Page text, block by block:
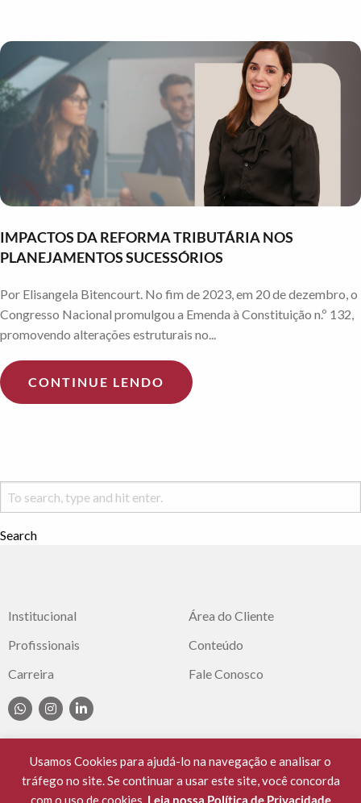
IMPACTOS DA REFORMA TRIBUTÁRIA NOS
PLANEJAMENTOS SUCESSÓRIOS
Por Elisangela Bitencourt. No fim de 2023, em 20 de dezembro, o
Congresso Nacional promulgou a Emenda à Constituição n.º 132,
promovendo alterações estruturais no...
CONTINUE LENDO
Search
Institucional
Profissionais
Carreira
Área do Cliente
Conteúdo
Fale Conosco
© 2021 Cassuli Advocacia e Consultoria. OAB/SC
Usamos Cookies para ajudá-lo na navegação e analisar o
tráfego no site. Se continuar a usar este site, você concorda
com o uso de cookies. Leia nossa Política de Privacidade